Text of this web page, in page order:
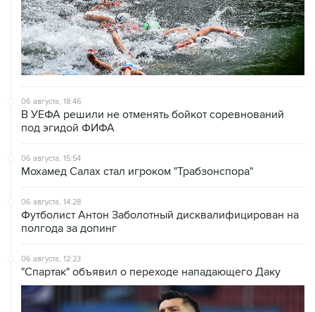
06 августа, 18:46
В УЕФА решили не отменять бойкот соревнований
под эгидой ФИФА
06 августа, 15:54
Мохамед Салах стал игроком "Трабзонспора"
06 августа, 14:28
Футболист Антон Заболотный дисквалифицирован на
полгода за допинг
06 августа, 12:23
"Спартак" объявил о переходе нападающего Даку